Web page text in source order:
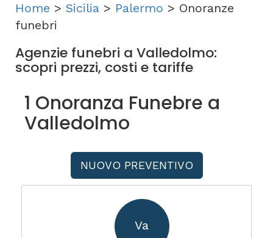
Home > Sicilia > Palermo > Onoranze
funebri
Agenzie funebri a Valledolmo:
scopri prezzi, costi e tariffe
1 Onoranza Funebre a
Valledolmo
NUOVO PREVENTIVO
Va